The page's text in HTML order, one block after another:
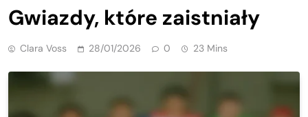
Gwiazdy, które zaistniały
Clara Voss 28/01/2026 0 23 Mins